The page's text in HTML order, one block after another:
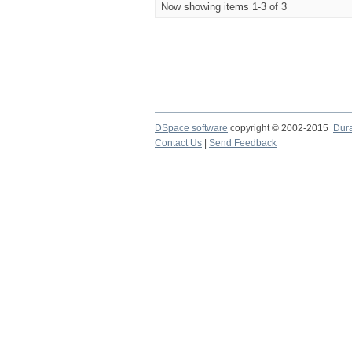
Now showing items 1-3 of 3
DSpace software copyright © 2002-2015
Contact Us
Send Feedback